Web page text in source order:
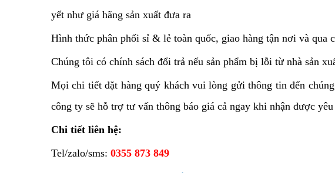
yết như giá hãng sản xuất đưa ra
Hình thức phân phối sỉ & lẻ toàn quốc, giao hàng tận nơi và qua
Chúng tôi có chính sách đổi trả nếu sản phẩm bị lỗi từ nhà sản
Mọi chi tiết đặt hàng quý khách vui lòng gửi thông tin đến
công ty sẽ hỗ trợ tư vấn thông báo giá cả ngay khi nhận được
Chi tiết liên hệ:
Tel/zalo/sms: 0355 873 849